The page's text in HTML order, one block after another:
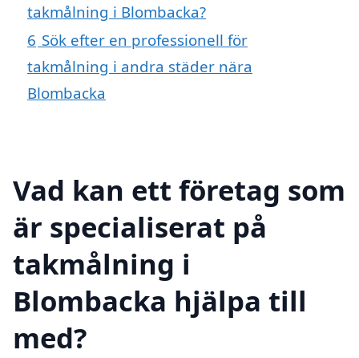
takmålning i Blombacka?
6 Sök efter en professionell för
takmålning i andra städer nära
Blombacka
Vad kan ett företag som
är specialiserat på
takmålning i
Blombacka hjälpa till
med?